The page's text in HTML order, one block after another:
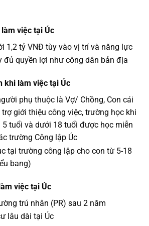
việc tại Úc
1,2 tỷ VNĐ tùy vào vị trí và năng lực
quyền lợi như công dân bản địa
khi làm việc tại Úc
phụ thuộc là Vợ/ Chồng, Con cái
giới thiệu công việc, trường học khi
5 tuổi và dưới 18 tuổi được học miễn
trường Công lập Úc
tại trường công lập cho con từ 5-18
bang)
việc tại Úc
trú nhân (PR) sau 2 năm
lâu dài tại Úc